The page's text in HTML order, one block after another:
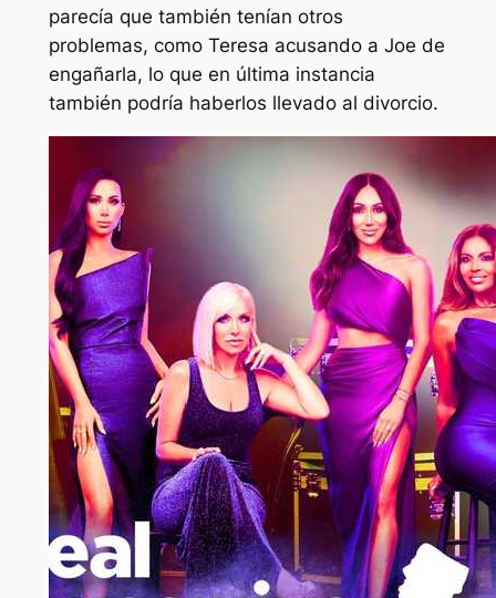
parecía que también tenían otros
problemas, como Teresa acusando a Joe de
engañarla, lo que en última instancia
también podría haberlos llevado al divorcio.